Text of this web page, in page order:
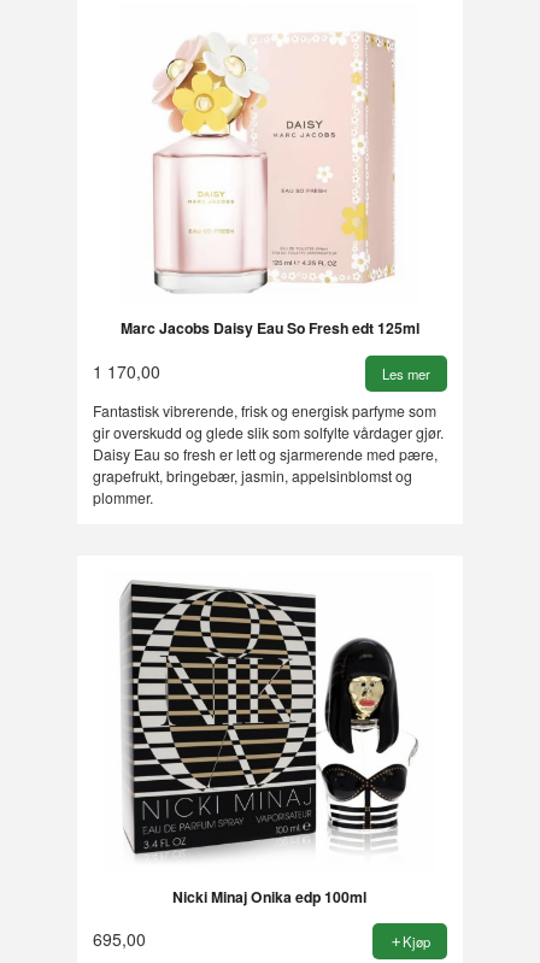
Marc Jacobs Daisy Eau So Fresh edt 125ml
1 170,00 Les mer
Fantastisk vibrerende, frisk og energisk parfyme som
gir overskudd og glede slik som solfylte vårdager gjør.
Daisy Eau so fresh er lett og sjarmerende med pære,
grapefrukt, bringebær, jasmin, appelsinblomst og
plommer.
Nicki Minaj Onika edp 100ml
695,00 Kjøp